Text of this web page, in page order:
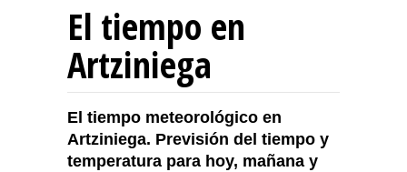
El tiempo en
Artziniega
El tiempo meteorológico en
Artziniega. Previsión del tiempo y
temperatura para hoy, mañana y